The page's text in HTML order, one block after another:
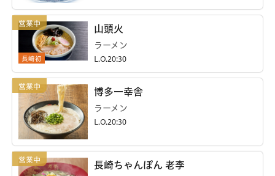
長崎初
山頭火
ラーメン
L.O.20:30
博多一幸舎
ラーメン
L.O.20:30
長崎ちゃんぽん 老李